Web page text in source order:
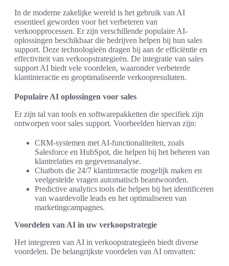
In de moderne zakelijke wereld is het gebruik van AI
essentieel geworden voor het verbeteren van
verkoopprocessen. Er zijn verschillende populaire AI-
oplossingen beschikbaar die bedrijven helpen bij hun sales
support. Deze technologieën dragen bij aan de efficiëntie en
effectiviteit van verkoopstrategieën. De integratie van sales
support AI biedt vele voordelen, waaronder verbeterde
klantinteractie en geoptimaliseerde verkoopresultaten.
Populaire AI oplossingen voor sales
Er zijn tal van tools en softwarepakketten die specifiek zijn
ontworpen voor sales support. Voorbeelden hiervan zijn:
CRM-systemen met AI-functionaliteiten, zoals
Salesforce en HubSpot, die helpen bij het beheren van
klantrelaties en gegevensanalyse.
Chatbots die 24/7 klantinteractie mogelijk maken en
veelgestelde vragen automatisch beantwoorden.
Predictive analytics tools die helpen bij het identificeren
van waardevolle leads en het optimaliseren van
marketingcampagnes.
Voordelen van AI in uw verkoopstrategie
Het integreren van AI in verkoopstrategieën biedt diverse
voordelen. De belangrijkste voordelen van AI omvatten: